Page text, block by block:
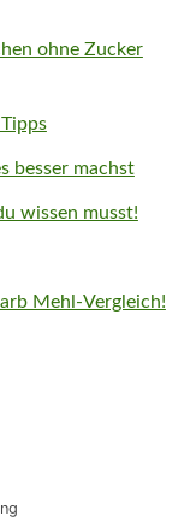
ohne Zucker
besser machst
wissen musst!
Mehl-Vergleich!